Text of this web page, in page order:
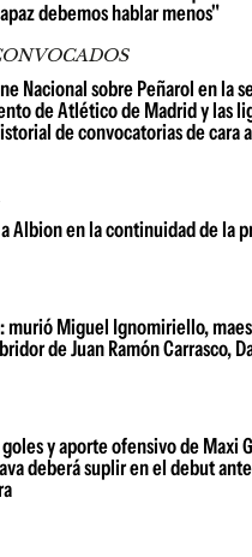
debemos hablar menos"
Nacional sobre Peñarol en la
de Atlético de Madrid y las
de convocatorias de cara
Albion en la continuidad de la
murió Miguel Ignomiriello,
de Juan Ramón Carrasco,
y aporte ofensivo de Maxi
deberá suplir en el debut